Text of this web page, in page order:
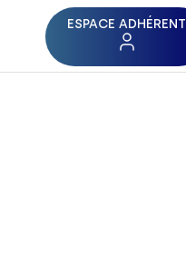
ESPACE ADHÉRENT